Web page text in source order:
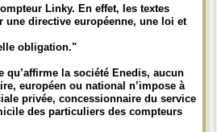
Linky. En effet, les textes
une directive européenne, une loi et
obligation."
qu’affirme la société Enedis, aucun
européen ou national n’impose à
privée, concessionnaire du service
des particuliers des compteurs